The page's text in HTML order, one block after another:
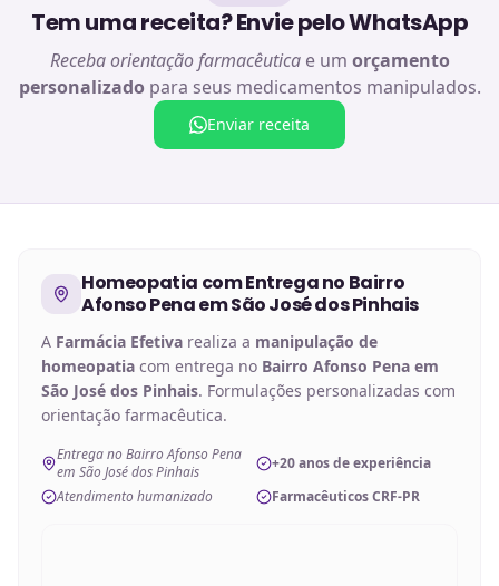
Tem uma receita? Envie pelo WhatsApp
Receba orientação farmacêuticae um orçamento
personalizado para seus medicamentos manipulados.
Enviar receita
Homeopatia com Entrega no Bairro
Afonso Pena em São José dos Pinhais
A Farmácia Efetiva realiza a manipulação de
homeopatia com entrega no Bairro Afonso Pena em
São José dos Pinhais. Formulações personalizadas com
orientação farmacêutica.
Entrega no Bairro Afonso Pena
em São José dos Pinhais
+20 anos de experiência
Atendimento humanizado
Farmacêuticos CRF-PR